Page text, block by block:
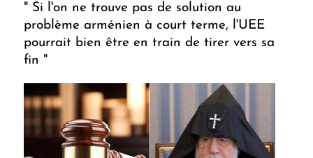
" Si l'on ne trouve pas de solution au
problème arménien à court terme, l'UEE
pourrait bien être en train de tirer vers sa
fin "